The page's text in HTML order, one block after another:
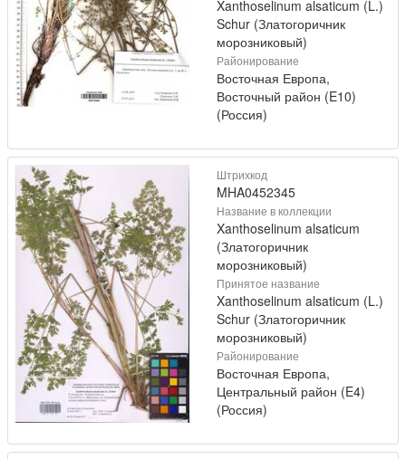
Xanthoselinum alsaticum (L.)
Schur (Златогоричник
морозниковый)
Районирование
Восточная Европа,
Восточный район (E10)
(Россия)
Штрихкод
MHA0452345
Название в коллекции
Xanthoselinum alsaticum
(Златогоричник
морозниковый)
Принятое название
Xanthoselinum alsaticum (L.)
Schur (Златогоричник
морозниковый)
Районирование
Восточная Европа,
Центральный район (E4)
(Россия)